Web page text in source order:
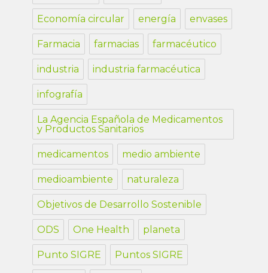
Economía circular energía envases
Farmacia farmacias farmacéutico
industria industria farmacéutica
infografía
La Agencia Española de Medicamentos
y Productos Sanitarios
medicamentos medio ambiente
medioambiente naturaleza
Objetivos de Desarrollo Sostenible
ODS One Health planeta
Punto SIGRE Puntos SIGRE